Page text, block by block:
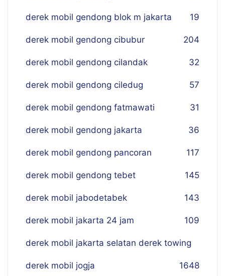
derek mobil gendong blok m jakarta 19
derek mobil gendong cibubur 204
derek mobil gendong cilandak 32
derek mobil gendong ciledug 57
derek mobil gendong fatmawati 31
derek mobil gendong jakarta 36
derek mobil gendong pancoran 117
derek mobil gendong tebet 145
derek mobil jabodetabek 143
derek mobil jakarta 24 jam 109
derek mobil jakarta selatan derek towing
48
derek mobil jogja 16